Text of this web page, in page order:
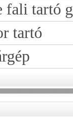
fali tartó
tartó